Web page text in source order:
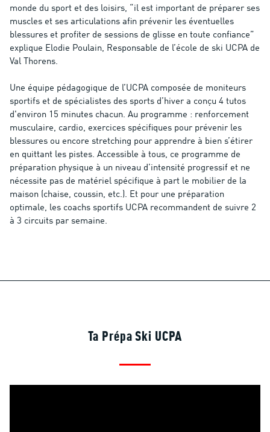
monde du sport et des loisirs, “il est important de préparer ses
muscles et ses articulations afin prévenir les éventuelles
blessures et profiter de sessions de glisse en toute confiance”
explique Elodie Poulain, Responsable de l’école de ski UCPA de
Val Thorens.
Une équipe pédagogique de l’UCPA composée de moniteurs
sportifs et de spécialistes des sports d’hiver a conçu 4 tutos
d'environ 15 minutes chacun. Au programme : renforcement
musculaire, cardio, exercices spécifiques pour prévenir les
blessures ou encore stretching pour apprendre à bien s’étirer
en quittant les pistes. Accessible à tous, ce programme de
préparation physique à un niveau d’intensité progressif et ne
nécessite pas de matériel spécifique à part le mobilier de la
maison (chaise, coussin, etc.). Et pour une préparation
optimale, les coachs sportifs UCPA recommandent de suivre 2
à 3 circuits par semaine.
Ta Prépa Ski UCPA